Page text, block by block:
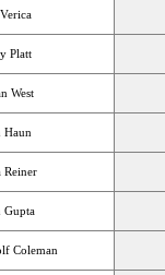
Platt
West
Haun
Reiner
Gupta
Coleman